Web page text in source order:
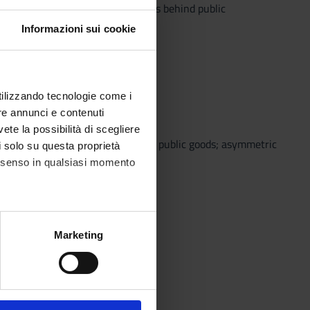
Informazioni sui cookie
tecnologie come i
annunci e contenuti
la possibilità di scegliere
su questa proprietà
in qualsiasi momento
metro,Marketing
on the underlying motivations behind public
market failures (externalities; public goods; asymmetric